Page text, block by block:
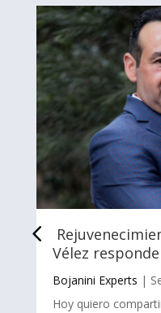
Vélez
Bojanini Experts |
Hoy quiero